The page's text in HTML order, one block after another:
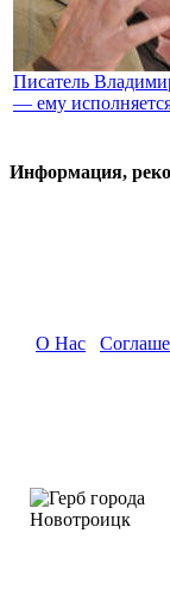
Писатель
— ему
Информация,
О Нас